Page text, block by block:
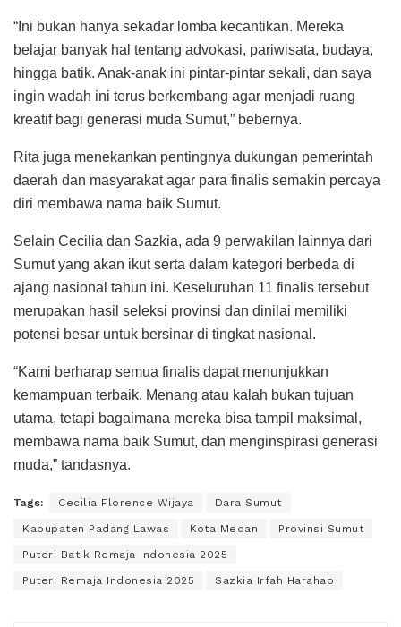
“Ini bukan hanya sekadar lomba kecantikan. Mereka
belajar banyak hal tentang advokasi, pariwisata, budaya,
hingga batik. Anak-anak ini pintar-pintar sekali, dan saya
ingin wadah ini terus berkembang agar menjadi ruang
kreatif bagi generasi muda Sumut,” bebernya.
Rita juga menekankan pentingnya dukungan pemerintah
daerah dan masyarakat agar para finalis semakin percaya
diri membawa nama baik Sumut.
Selain Cecilia dan Sazkia, ada 9 perwakilan lainnya dari
Sumut yang akan ikut serta dalam kategori berbeda di
ajang nasional tahun ini. Keseluruhan 11 finalis tersebut
merupakan hasil seleksi provinsi dan dinilai memiliki
potensi besar untuk bersinar di tingkat nasional.
“Kami berharap semua finalis dapat menunjukkan
kemampuan terbaik. Menang atau kalah bukan tujuan
utama, tetapi bagaimana mereka bisa tampil maksimal,
membawa nama baik Sumut, dan menginspirasi generasi
muda,” tandasnya.
Tags: Cecilia Florence Wijaya Dara Sumut
Kabupaten Padang Lawas Kota Medan Provinsi Sumut
Puteri Batik Remaja Indonesia 2025
Puteri Remaja Indonesia 2025 Sazkia Irfah Harahap